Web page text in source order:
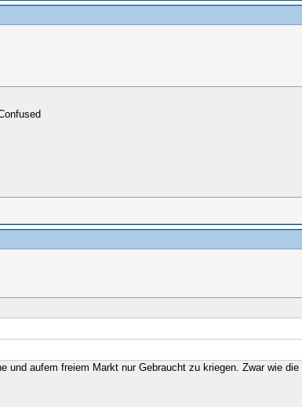
und aufem freiem Markt nur Gebraucht zu kriegen. Zwar wie